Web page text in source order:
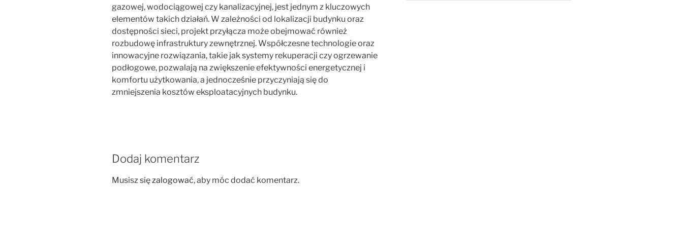
gazowej, wodociągowej czy kanalizacyjnej, jest jednym z kluczowych
elementów takich działań. W zależności od lokalizacji budynku oraz
dostępności sieci, projekt przyłącza może obejmować również
rozbudowę infrastruktury zewnętrznej. Współczesne technologie oraz
innowacyjne rozwiązania, takie jak systemy rekuperacji czy ogrzewanie
podłogowe, pozwalają na zwiększenie efektywności energetycznej i
komfortu użytkowania, a jednocześnie przyczyniają się do
zmniejszenia kosztów eksploatacyjnych budynku.
Dodaj komentarz
Musisz sięzalogować, aby móc dodać komentarz.